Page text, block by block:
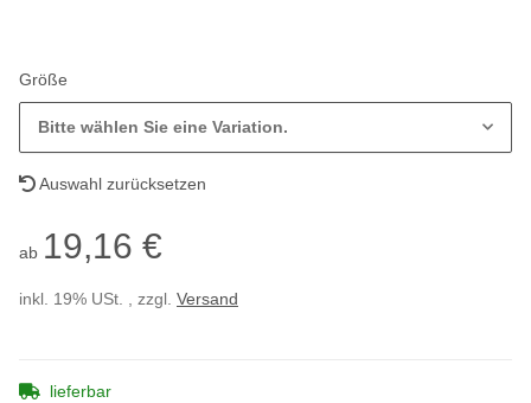
Größe
Bitte wählen Sie eine Variation.
Auswahl zurücksetzen
ab 19,16 €
inkl. 19% USt. , zzgl. Versand
lieferbar